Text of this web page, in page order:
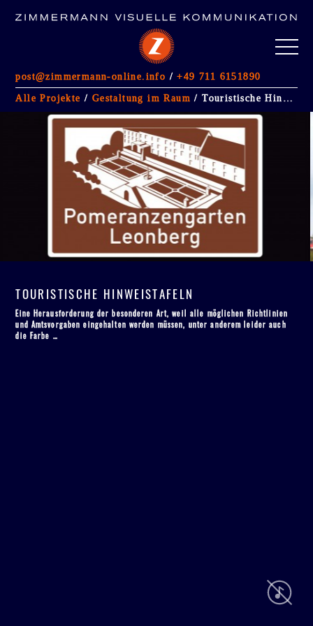
ALLE PROJEKTE
FOTOGRAFIE(5)
GESTALTUNG IM RAUM(13)
IMMOBILIENMARKETING
Werbeagentur Stuttgart
Datenschutzerklärung
Zimmermann
VK
Zimmermann
VK
Zimmermann
VK
Zimmermann
VK
Alle Projekte / Gestaltung im Raum / Touristische Hinweistafeln
TOURISTISCHE HINWEISTAFELN
Eine Herausforderung der besonderen Art, weil alle möglichen Richtlinien
und Amtsvorgaben eingehalten werden müssen, unter anderem leider auch
die Farbe …
post@zimmermann-online.info /+49 711 6151890